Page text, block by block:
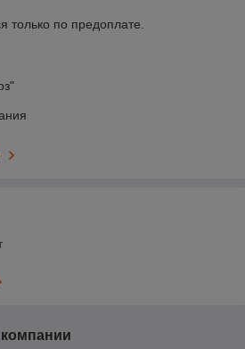
только по предоплате.